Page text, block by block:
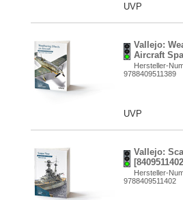
UVP
Vallejo:
Aircraft
Hersteller-
9788409511389
UVP
Vallejo:
Hersteller-
9788409511402